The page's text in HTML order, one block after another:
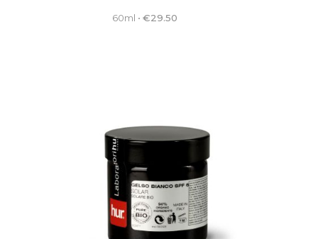
60ml • €29.50